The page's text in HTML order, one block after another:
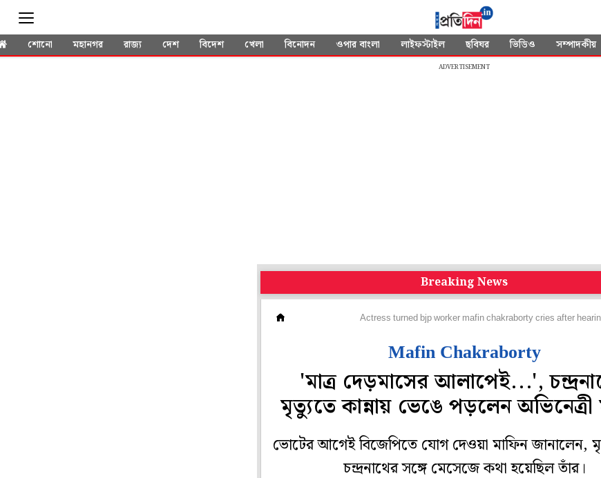
শোনো মহানগর রাজ্য দেশ বিদেশ খেলা বিনোদন ওপার বাংলা লাইফস্টাইল ছবিঘর ভিডিও সম্পাদকীয়
ADVERTISEMENT
Breaking News
Actress turned bjp worker mafin chakraborty cries after
Mafin Chakraborty
'মাত্র দেড়মাসের আলাপেই...',
মৃত্যুতে কান্নায় ভেঙে পড়লেন অভিনেত্রী
ভোটের আগেই বিজেপিতে যোগ দেওয়া মাফিন জানালেন,
চন্দ্রনাথের সঙ্গে মেসেজে কথা হয়েছিল তাঁর।